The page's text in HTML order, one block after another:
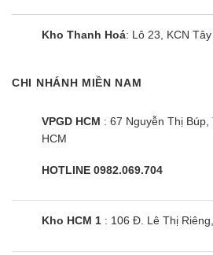
Kho Thanh Hoá: Lô 23, KCN
CHI NHÁNH MIỀN NAM
VPGD HCM : 67 Nguyễn Thị Búp,
HCM
HOTLINE 0982.069.704
Kho HCM 1 : 106 Đ. Lê Thị